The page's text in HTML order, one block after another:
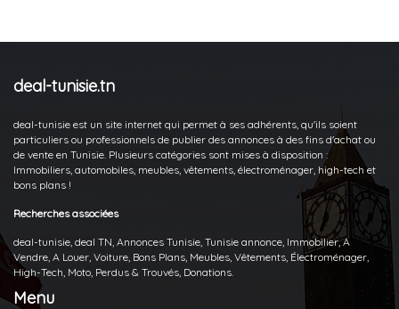
deal-tunisie.tn
deal-tunisie est un site internet qui permet à ses adhérents, qu'ils soient
particuliers ou professionnels de publier des annonces à des fins d'achat ou
de vente en Tunisie. Plusieurs catégories sont mises à disposition :
Immobiliers, automobiles, meubles, vêtements, électroménager, high-tech et
bons plans !
Recherches associées
deal-tunisie, deal TN, Annonces Tunisie, Tunisie annonce, Immobilier, A
Vendre, A Louer, Voiture, Bons Plans, Meubles, Vêtements, Électroménager,
High-Tech, Moto, Perdus & Trouvés, Donations.
Menu